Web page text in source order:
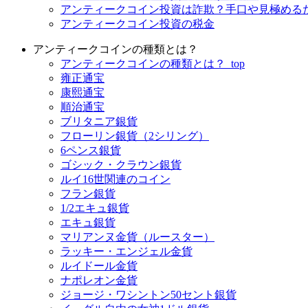
アンティークコイン投資は詐欺？手口や見極める
アンティークコイン投資の税金
アンティークコインの種類とは？
アンティークコインの種類とは？_top
雍正通宝
康熙通宝
順治通宝
ブリタニア銀貨
フローリン銀貨（2シリング）
6ペンス銀貨
ゴシック・クラウン銀貨
ルイ16世関連のコイン
フラン銀貨
1/2エキュ銀貨
エキュ銀貨
マリアンヌ金貨（ルースター）
ラッキー・エンジェル金貨
ルイドール金貨
ナポレオン金貨
ジョージ・ワシントン50セント銀貨